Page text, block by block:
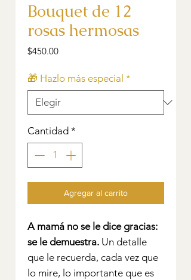
Bouquet de 12
rosas hermosas
$450.00Precio
🎁 Hazlo más especial *
Cantidad *
Agregar al carrito
A mamá no se le dice gracias:
se le demuestra. Un detalle
que le recuerda, cada vez que
lo mire, lo importante que es